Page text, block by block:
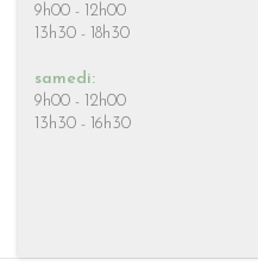
9h00 - 12h00
13h30 - 18h30
samedi:
9h00 - 12h00
13h30 - 16h30